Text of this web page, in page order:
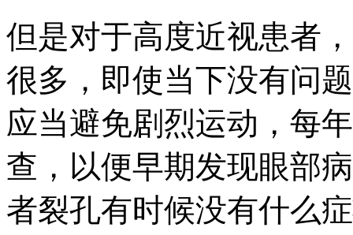
但是对于高度近视患者
很多，即使当下没有问
应当避免剧烈运动，每
查，以便早期发现眼部
者裂孔有时候没有什么